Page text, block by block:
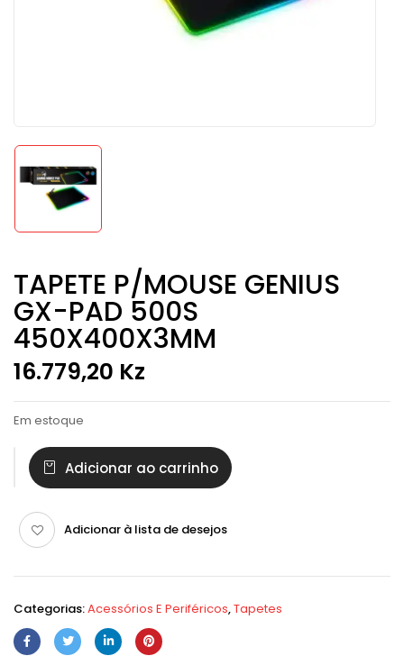
TAPETE P/MOUSE GENIUS
GX-PAD 500S
450X400X3MM
16.779,20 Kz
Em estoque
Adicionar ao carrinho
Adicionar à lista de desejos
Categorias:Acessórios E Periféricos,Tapetes